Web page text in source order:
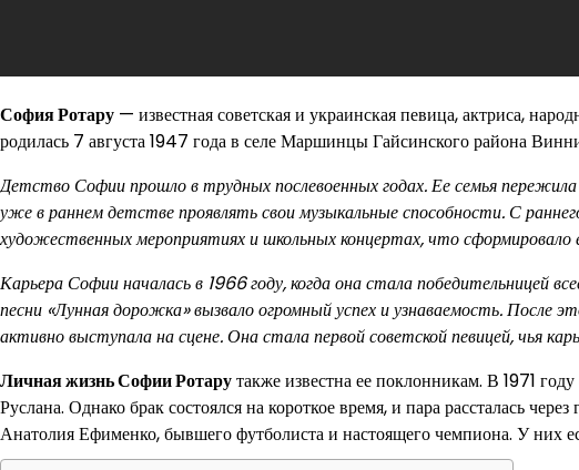
София Ротару — известная советская и украинская певица, актриса,
родилась 7 августа 1947 года в селе Маршинцы Гайсинского района
Детство Софии прошло в трудных послевоенных годах. Ее семья
уже в раннем детстве проявлять свои музыкальные способности. С
художественных мероприятиях и школьных концертах, что сформировало
Карьера Софии началась в 1966 году, когда она стала победительницей
песни «Лунная дорожка» вызвало огромный успех и узнаваемость. После
активно выступала на сцене. Она стала первой советской певицей, чья
Личная жизнь Софии Ротарутакже известна ее поклонникам. В 1971
Руслана. Однако брак состоялся на короткое время, и пара рассталась
Анатолия Ефименко, бывшего футболиста и настоящего чемпиона. У них